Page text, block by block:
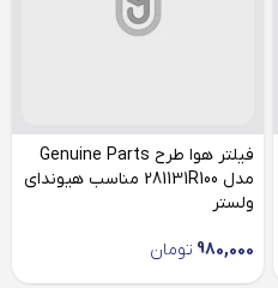
فیلتر هوا طرح Genuine Parts
مدل 281131R100 مناسب هیوندای
ولستر
980,000 تومان